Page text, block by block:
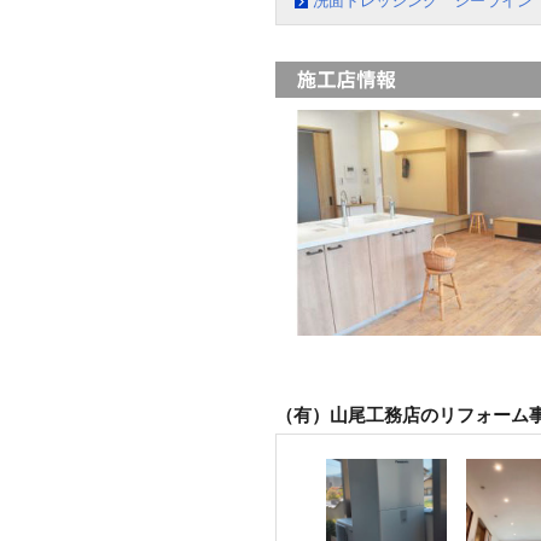
（有）山尾工務店のリフォーム